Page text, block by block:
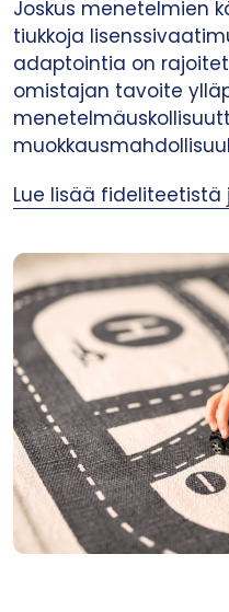
Joskus menetelmien
tiukkoja
adaptointia on
omistajan tavoite
Lue lisää